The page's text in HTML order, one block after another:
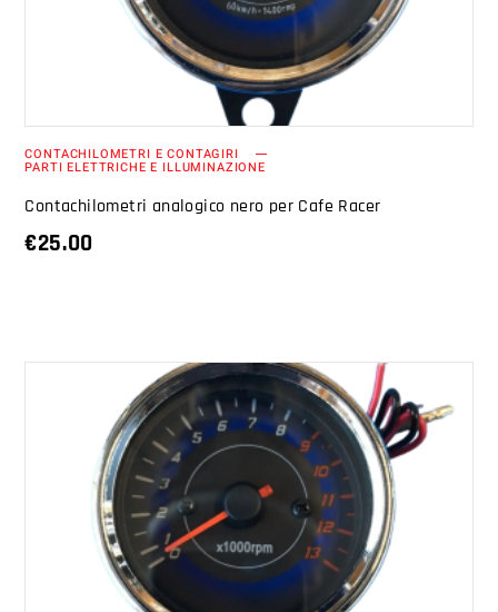
CONTACHILOMETRI E CONTAGIRI
PARTI ELETTRICHE E ILLUMINAZIONE
Contachilometri analogico nero per Cafe Racer
€25.00
AGGIUNGI AL CARRELLO